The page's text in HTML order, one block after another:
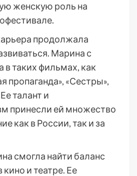
женскую роль на
продолжала
Марина с
в таких фильмах, как
пропаганда», «Сестры»,
талант и
принесли ей множество
как в России, так и за
смогла найти баланс
и театре. Ее